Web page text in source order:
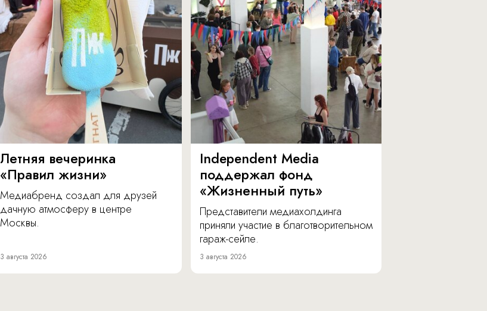
Летняя вечеринка
«Правил жизни»
Медиабренд создал для друзей
дачную атмосферу в центре
Москвы.
3 августа 2026
Independent Media
поддержал фонд
«Жизненный путь»
Представители медиахолдинга
приняли участие в благотворительном
гараж-сейле.
3 августа 2026